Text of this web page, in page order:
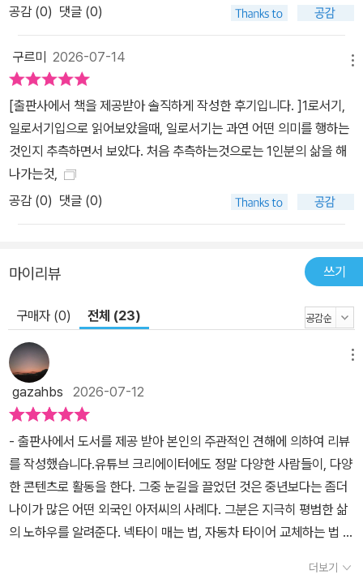
나 전직의 유혹이 들 때 취할 수 있는 전략 등을 소개한다. 두 번째는
돈 관리 역량으로, 돈은 자본주의 사회를 살아가는 힘이다. 저자의 돈
관리 교육은 재무 지식과 돈을 버는 방법에 한하지 않는다. 먼저 시장
과 경제 시스템을 이해해야 자산을 효율적으로 관리할 수 있다. 경제
문해력과 금융 문해력 키우는 법부터 실제로 내 돈을 지키고 불리는
비결까지 차근차근 알려 준다. 예를 들어, 부자가 되는 절대 공식에 늘
빠지지 않는 복리의 힘이 얼마나 큰지 알기 쉽게 설명한 뒤 현실에서
복리의 마법을 실현할 수 있는 연금저축, ISA, IRP 통장을 추천하는
식이다. 물론 정답을 알아도 실천은 어렵다. 심지어 하라는 대로 했는
를 맺는 능력은 가까운 가족부터 일상, 직장, 온라인상의 관계에 이르
기까지 매우 중요한 역량이다. 이 능력을 기르면 타인과의 소통도 어
렵지 않고 갈등이 생겨도 현명하게 해결할 수 있다. 특히 직장 내 인간
관계를 힘들어하는 요즘 세대에게 무척 유용한 해결책을 제시한다.
단지 도움을 요청하는 간단한 행동만으로 상급자와의 관계를 부드럽
게 만들 수 있고, 나를 괴롭히는 빌런에게는 그 성향에 알맞은 대응책
을 적용할 수 있다. 기본적으로 1로 서기의 목표는 성공이 아니다. 어
떤 시련과 실패에도 무너지지 않는 단단함을 지향하는 길 위에서는
위기 대처 능력이 빛을 발한다. 위기는 언제 어느 곳에서든 찾아온다.
직장 내 괴롭힘의 피해자가 되었을 때, 제대로 조치한다면 더 빨리 손
해를 회복할 수 있다. 직장인이 된 후 당연한 수순처럼 가입하는 보험
도 문제를 일으킬 수 있다. 친분에 휘둘리지 않고 꼼꼼히 따져 가입해
야 할 의료 보험과 자동차 보험을 알아본다. 또한 근로 계약이나 부동
공감 (0) 댓글 (0)
구르미 2026-07-14
[출판사에서 책을 제공받아 솔직하게 작성한 후기입니다. ]1로서기,
일로서기입으로 읽어보았을때, 일로서기는 과연 어떤 의미를 행하는
것인지 추측하면서 보았다. 처음 추측하는것으로는 1인분의 삶을 해
나가는것,
공감 (0) 댓글 (0)
마이리뷰 쓰기
구매자 (0) 전체 (23)
gazahbs 2026-07-12
- 출판사에서 도서를 제공 받아 본인의 주관적인 견해에 의하여 리뷰
를 작성했습니다.유튜브 크리에이터에도 정말 다양한 사람들이, 다양
한 콘텐츠로 활동을 한다. 그중 눈길을 끌었던 것은 중년보다는 좀더
나이가 많은 어떤 외국인 아저씨의 사례다. 그분은 지극히 평범한 삶
의 노하우를 알려준다. 넥타이 매는 법, 자동차 타이어 교체하는 법 등
부터 자연스레 배우는 것들을 배우지 못한 이들에게 이분의 유튜브는
더보기